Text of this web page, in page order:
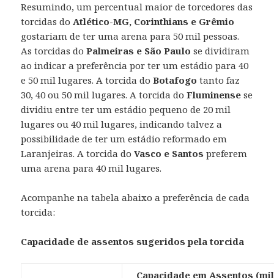
Resumindo, um percentual maior de torcedores das
torcidas doAtlético-MG, Corinthians e Grêmio
gostariam de ter uma arena para 50 mil pessoas.
As torcidas doPalmeiras e São Paulo se dividiram
ao indicar a preferência por ter um estádio para 40
e 50 mil lugares. A torcida doBotafogo tanto faz
30, 40 ou 50 mil lugares. A torcida doFluminense se
dividiu entre ter um estádio pequeno de 20 mil
lugares ou 40 mil lugares, indicando talvez a
possibilidade de ter um estádio reformado em
Laranjeiras. A torcida doVasco e Santos preferem
uma arena para 40 mil lugares.
Acompanhe na tabela abaixo a preferência de cada
torcida:
Capacidade de assentos sugeridos pela torcida
Capacidade em Assentos